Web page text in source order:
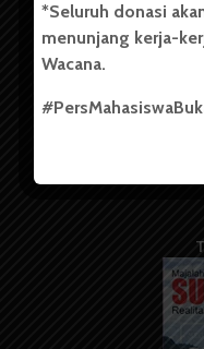
Info Iklan
Pedoman Media Siber
Kode Etik Jurnalistik
*Seluruh donasi
menunjang kerja-
Wacana.